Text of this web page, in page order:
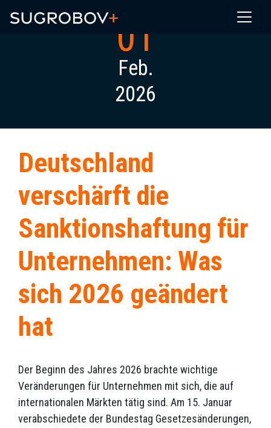
01
Feb.
2026
Deutschland
verschärft die
Sanktionshaftung für
Unternehmen: Was
sich 2026 geändert
hat
Der Beginn des Jahres 2026 brachte wichtige
Veränderungen für Unternehmen mit sich, die auf
internationalen Märkten tätig sind. Am 15. Januar
verabschiedete der Bundestag Gesetzesänderungen,